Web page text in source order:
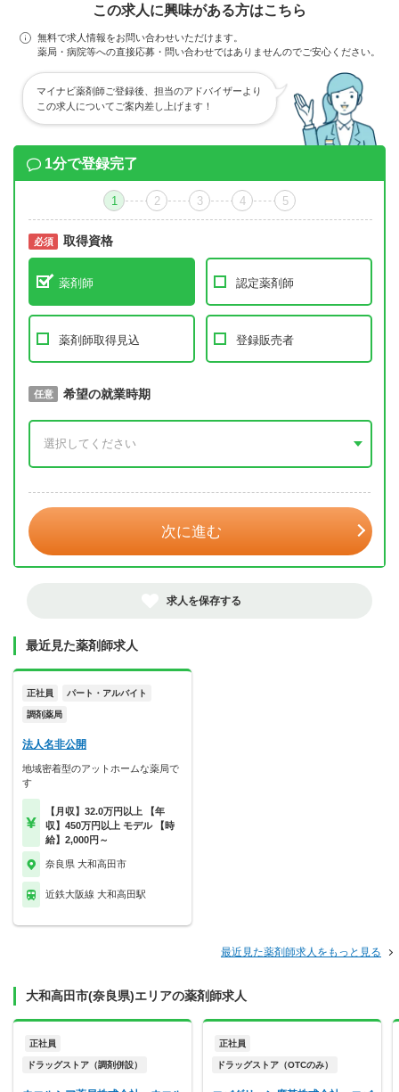
この求人に興味がある方はこちら
無料で求人情報をお問い合わせいただけます。
薬局・病院等への直接応募・問い合わせではありませんのでご安心ください。
マイナビ薬剤師ご登録後、担当のアドバイザーより
この求人についてご案内差し上げます！
1分で登録完了
1 2 3 4 5
必須 取得資格
薬剤師 認定薬剤師
薬剤師取得見込 登録販売者
必須 取得予定年
任意 希望の就業時期
次に進む
求人を保存する
最近見た薬剤師求人
正社員 パート・アルバイト
調剤薬局
法人名非公開
地域密着型のアットホームな薬局で
す
【月収】32.0万円以上 【年
収】450万円以上 モデル 【時
給】2,000円～
奈良県 大和高田市
近鉄大阪線 大和高田駅
最近見た薬剤師求人をもっと見る
大和高田市(奈良県)エリアの薬剤師求人
正社員
ドラッグストア（調剤併設）
正社員
ドラッグストア（OTCのみ）